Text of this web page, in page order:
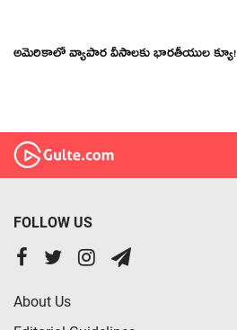
అమెరికాలో వ్యాపార వీసాలకు భారతీయుల క్యూ!
FOLLOW US
About Us